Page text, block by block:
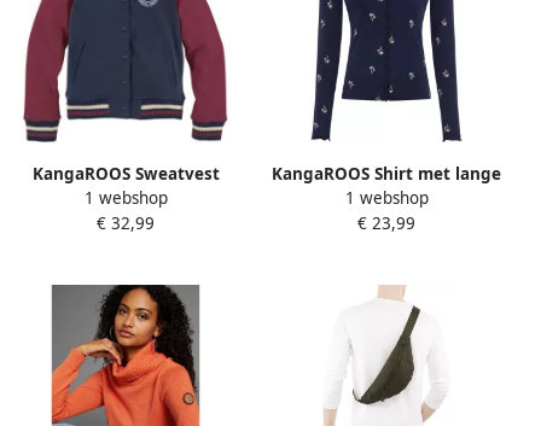
KangaROOS Sweatvest
College-Jacke
1 webshop
€ 32,99
KangaROOS Shirt met lange
mouwen met bloe print en
knoopsluiting
1 webshop
€ 23,99